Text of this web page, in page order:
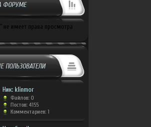
ФОРУМЕ
не имеет права просмотра
ПОЛЬЗОВАТЕЛИ
Ник: klinmor
Файлов: 0
Постов: 4155
Комментариев: 1